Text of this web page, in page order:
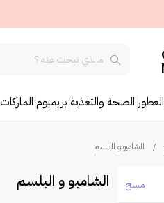
العطور الصحة والتغذية بريميوم الماركات
/ الشامبو و البلسم
مسح الشامبو و البلسم